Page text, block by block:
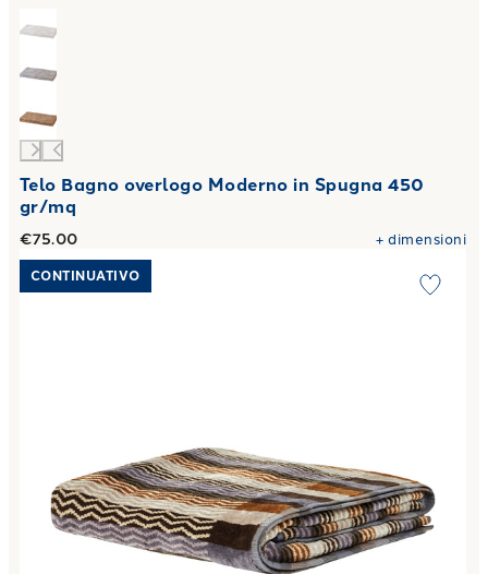
Telo Bagno overlogo Moderno in Spugna 450
gr/mq
€75.00 +dimensioni
Link to "Telo Bagno parigi Moderno in Spugna 450 gr/mq
CONTINUATIVO